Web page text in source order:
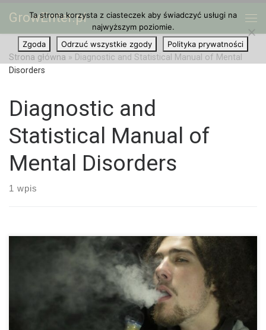
Przejdź do treści
GrowEnter.pl
Strona główna » Diagnostic and Statistical Manual of Mental
Disorders
Diagnostic and
Statistical Manual of
Mental Disorders
1 wpis
Większość ludzi pali marihuanę okazjonalnie, ale niektórzy
regularnie, a niektórzy nawet codziennie. Czy codzienne
zażywanie konopi indyjskich oznacza automatycznie
uzależnienie? Skąd mam wiedzieć, że jestem uzależniony? „To
Ta strona korzysta z ciasteczek aby świadczyć usługi na
najwyższym poziomie.
Zgoda
Odrzuć wszystkie zgody Polityka prywatności